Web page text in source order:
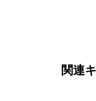
関連